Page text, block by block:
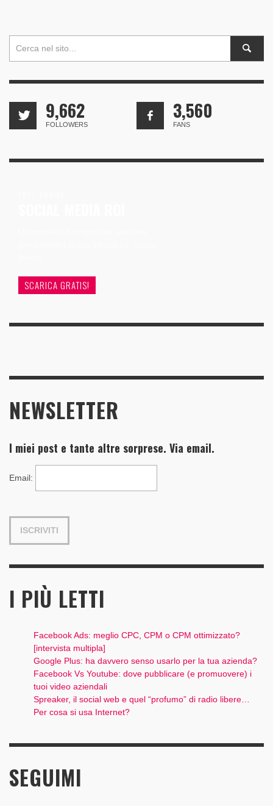
9,662
FOLLOWERS
3,560
FANS
SCARICA GRATIS!
NEWSLETTER
I miei post e tante altre sorprese. Via email.
Email:
I PIÙ LETTI
Facebook Ads: meglio CPC, CPM o CPM ottimizzato?
[intervista multipla]
Google Plus: ha davvero senso usarlo per la tua azienda?
Facebook Vs Youtube: dove pubblicare (e promuovere) i
tuoi video aziendali
Spreaker, il social web e quel “profumo” di radio libere…
Per cosa si usa Internet?
SEGUIMI